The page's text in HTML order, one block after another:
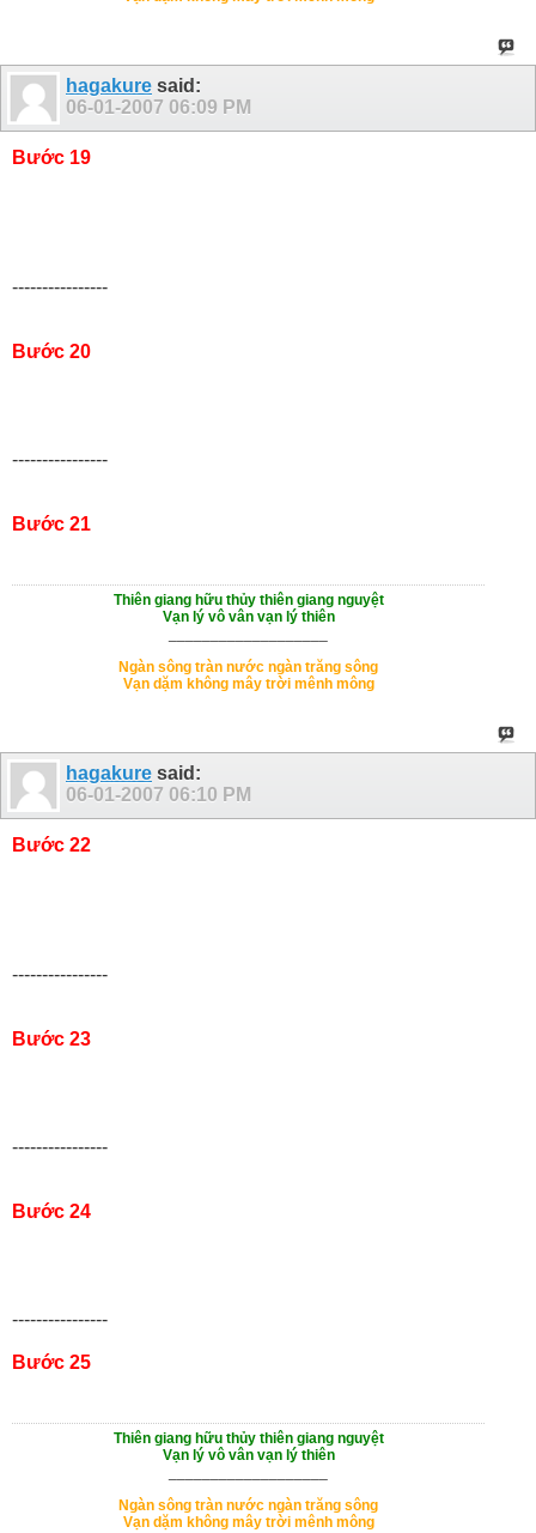
hagakure said:
06-01-2007 06:09 PM
Bước 19
----------------
Bước 20
----------------
Bước 21
Thiên giang hữu thủy thiên giang nguyệt
Vạn lý vô vân vạn lý thiên
Ngàn sông tràn nước ngàn trăng sông
Vạn dặm không mây trời mênh mông
hagakure said:
06-01-2007 06:10 PM
Bước 22
----------------
Bước 23
----------------
Bước 24
----------------
Bước 25
Thiên giang hữu thủy thiên giang nguyệt
Vạn lý vô vân vạn lý thiên
Ngàn sông tràn nước ngàn trăng sông
Vạn dặm không mây trời mênh mông